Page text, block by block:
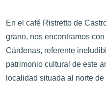
En el café Ristretto de
grano, nos encontramos
Cárdenas, referente
patrimonio cultural de este
localidad situada al norte